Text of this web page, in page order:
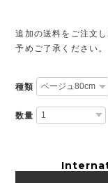
追加の送料をご注文
予めご了承ください。
種類
数量